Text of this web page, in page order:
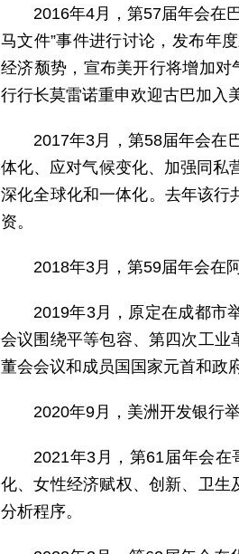
2016年4月，第57届年会在
马文件”事件进行讨论，发布年
经济颓势，宣布美开行将增加
行行长莫雷诺重申欢迎古巴加入
2017年3月，第58届年会在
体化、应对气候变化、加强同私
深化全球化和一体化。去年该行
资。
2018年3月，第59届年会在
2019年3月，原定在成都市
会议围绕平等包容、第四次工
董会会议和成员国国家元首和政
2020年9月，美洲开发银行
2021年3月，第61届年会
化、女性经济赋权、创新、卫
分析程序。